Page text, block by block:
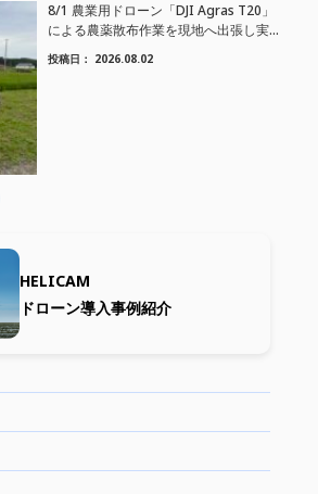
8/1 農業用ドローン「DJI Agras T20」
による農薬散布作業を現地へ出張し実施
しました
投稿日： 2026.08.02
HELICAM
ドローン導入事例紹介